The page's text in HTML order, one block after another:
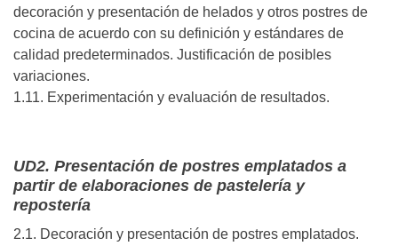
decoración y presentación de helados y otros postres de
cocina de acuerdo con su definición y estándares de
calidad predeterminados. Justificación de posibles
variaciones.
1.11. Experimentación y evaluación de resultados.
UD2. Presentación de postres emplatados a
partir de elaboraciones de pastelería y
repostería
2.1. Decoración y presentación de postres emplatados.